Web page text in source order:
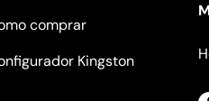
comprar
Kingston